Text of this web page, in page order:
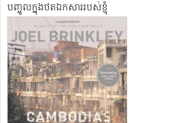
បញ្ចូលក្នុងថតឯកសាររបស់ខ្ញុំ